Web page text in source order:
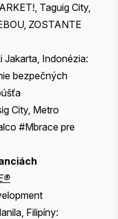
Taguig City,
ZOSTANTE
Jakarta, Indonézia:
bezpečných
City, Metro
#Mbrace pre
Filipíny: